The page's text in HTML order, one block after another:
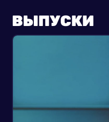
ВЫПУСКИ